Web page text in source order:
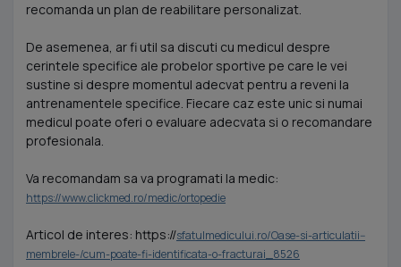
recomanda un plan de reabilitare personalizat.
De asemenea, ar fi util sa discuti cu medicul despre
cerintele specifice ale probelor sportive pe care le vei
sustine si despre momentul adecvat pentru a reveni la
antrenamentele specifice. Fiecare caz este unic si numai
medicul poate oferi o evaluare adecvata si o recomandare
profesionala.
Va recomandam sa va programati la medic:
https://www.clickmed.ro/medic/ortopedie
Articol de interes: https://sfatulmedicului.ro/Oase-si-articulatii--
membrele-/cum-poate-fi-identificata-o-fracturai_8526